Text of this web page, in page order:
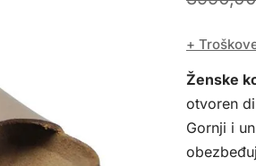
+
Ženske
otvoren
Gornji i